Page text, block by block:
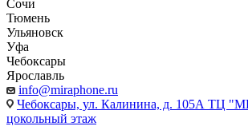
Сочи
Тюмень
Ульяновск
Уфа
Чебоксары
Ярославль
info@miraphone.ru
Чебоксары, ул. Калинина, д. 105А ТЦ
цокольный этаж